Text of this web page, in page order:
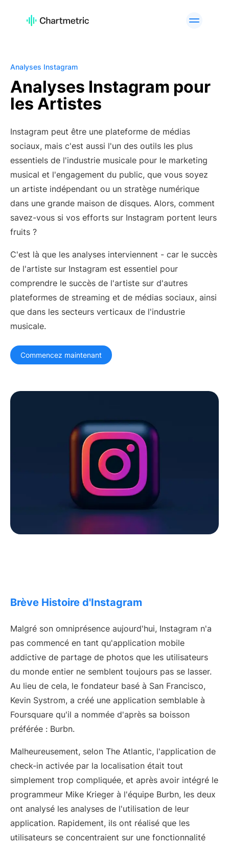
PRODUIT
Analyse des Pistes
Analyses de Curateurs
Outils A&R Analyse de marque
PLATEFORMES
Spotify Apple Music
YouTube Instagram
TikTok
CAS D'UTILISATION
Gestionnaires d'artistes Superviseurs musicaux
Partenariats de marque
L'industrie musicale
d'aujourd'hui
RESSOURCES
Centre d'apprentissage
Analyses Instagram
Analyses Instagram pour
les Artistes
Instagram peut être une plateforme de médias
sociaux, mais c'est aussi l'un des outils les plus
essentiels de l'industrie musicale pour le marketing
musical et l'engagement du public, que vous soyez
un artiste indépendant ou un stratège numérique
dans une grande maison de disques. Alors, comment
savez-vous si vos efforts sur Instagram portent leurs
fruits ?
C'est là que les analyses interviennent - car le succès
de l'artiste sur Instagram est essentiel pour
comprendre le succès de l'artiste sur d'autres
plateformes de streaming et de médias sociaux, ainsi
que dans les secteurs verticaux de l'industrie
musicale.
Commencez maintenant
Brève Histoire d'Instagram
Malgré son omniprésence aujourd'hui, Instagram n'a
pas commencé en tant qu'application mobile
addictive de partage de photos que les utilisateurs
du monde entier ne semblent toujours pas se lasser.
Au lieu de cela, le fondateur basé à San Francisco,
Kevin Systrom, a créé une application semblable à
Foursquare qu'il a nommée d'après sa boisson
préférée : Burbn.
Malheureusement, selon The Atlantic, l'application de
check-in activée par la localisation était tout
simplement trop compliquée, et après avoir intégré le
programmeur Mike Krieger à l'équipe Burbn, les deux
ont analysé les analyses de l'utilisation de leur
application. Rapidement, ils ont réalisé que les
utilisateurs se concentraient sur une fonctionnalité